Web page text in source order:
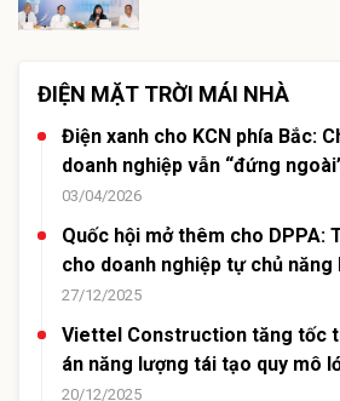
ĐIỆN MẶT TRỜI MÁI NHÀ
Điện xanh cho KCN phía Bắc:
doanh nghiệp vẫn “đứng
03/04/2026
Quốc hội mở thêm cho DPPA:
cho doanh nghiệp tự chủ năng
27/12/2025
Viettel Construction tăng tốc
án năng lượng tái tạo quy mô
20/12/2025